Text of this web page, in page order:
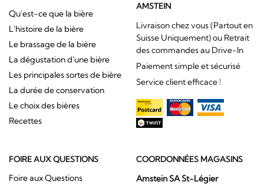
Qu'est-ce que la bière
L'histoire de la bière
Le brassage de la bière
La dégustation d'une bière
Les principales sortes de bière
La durée de conservation
Le choix des bières
Recettes
AMSTEIN
Livraison chez vous (Partout en
Suisse Uniquement) ou Retrait
des commandes au Drive-In
Paiement simple et sécurisé
Service client efficace !
FOIRE AUX QUESTIONS
Foire aux Questions
COORDONNÉES MAGASINS
Amstein SA St-Légier